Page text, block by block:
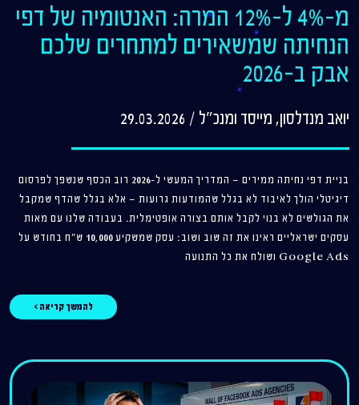
מ-4% ל-12% המרה: האנטומיה של דפי
הנחיתה שמשאירים למתחרים שלכם
אבק ב-2026
יואב מנדלסון, מייסד ומנכ"ל /
29.03.2026
בניית דפי נחיתה ממירים — המדריך המעשי ל-2026 רוב הכסף שנשפך לפרסום
דיגיטלי הולך לאיבוד לא בגלל שהמודעות גרועות — אלא בגלל שהדף שמקבל
את הגולשים לא בנוי לקבל אותם בצורה אופטימלית. בעבודה שלנו עם מאות
עסקים ישראליים ראינו את זה שוב ושוב: עסק שמשקיע 10,000 ש"ח בחודש על
Google Ads ושולח את כל התנועה
להמשך קריאה >